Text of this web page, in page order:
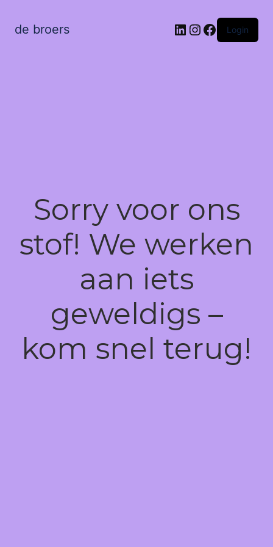
de broers LinkedIn
Instagram
Facebook
Login
Sorry voor ons
stof! We werken
aan iets
geweldigs –
kom snel terug!